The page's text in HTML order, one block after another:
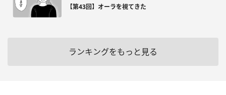
【第43回】オーラを視てきた
ランキングをもっと見る